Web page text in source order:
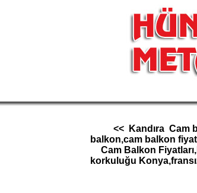
<< Kandıra Cam
balkon,cam balkon
Cam Balkon
korkuluğu